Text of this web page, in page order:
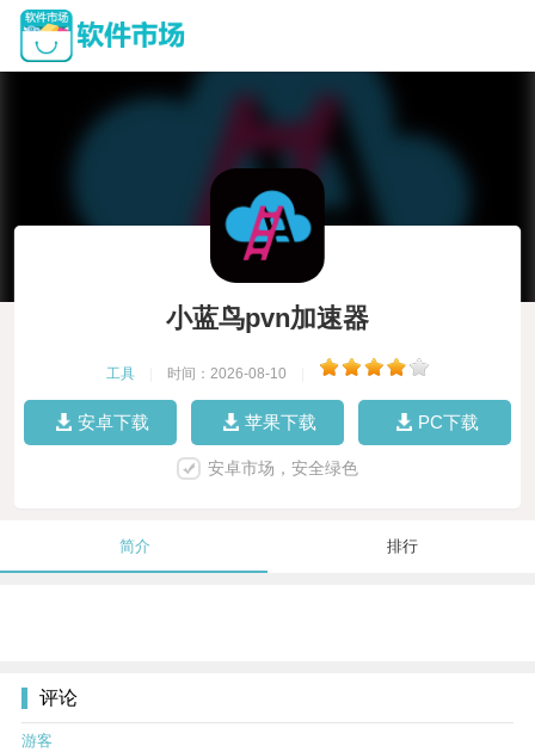
小蓝鸟pvn加速器
工具 时间：2026-08-10
安卓下载 苹果下载 PC下载
安卓市场，安全绿色
简介 排行
评论
游客